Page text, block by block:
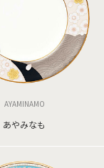
AYAMINAMO
あやみなも